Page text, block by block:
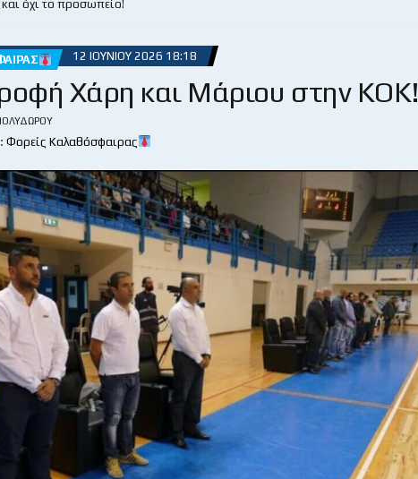
όχι το προσωπείο!
12 ΙΟΥΝΊΟΥ 2026 18:18
Χάρη και Μάριου στην ΚΟΚ!
Φορείς Καλαθόσφαιρας